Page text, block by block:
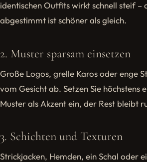
identischen Outfits wirkt schnell steif –
abgestimmt ist schöner als gleich.
2. Muster sparsam einsetzen
Große Logos, grelle Karos oder enge
vom Gesicht ab. Setzen Sie höchstens
Muster als Akzent ein, der Rest bleibt
3. Schichten und Texturen
Strickjacken, Hemden, ein Schal oder